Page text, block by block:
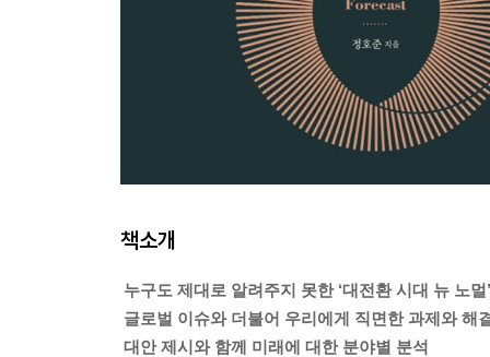
책소개
누구도 제대로 알려주지 못한 ‘대전환 시대 뉴 노멀
글로벌 이슈와 더불어 우리에게 직면한 과제와 해
대안 제시와 함께 미래에 대한 분야별 분석